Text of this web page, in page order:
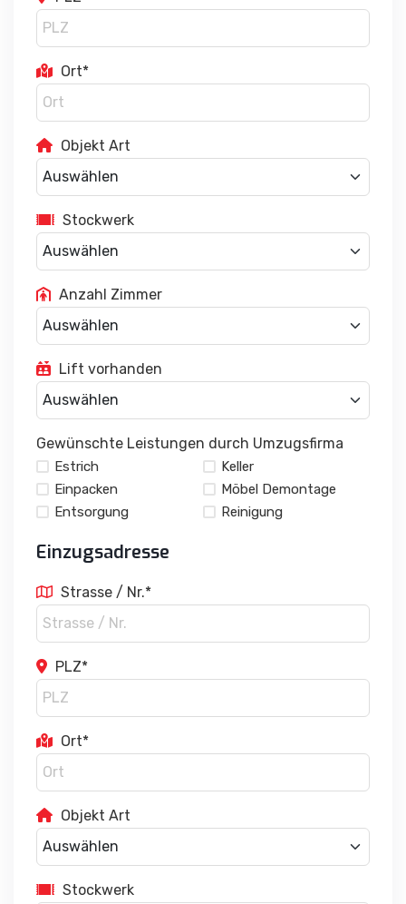
Ort*
Objekt Art
Stockwerk
Anzahl Zimmer
Lift vorhanden
Gewünschte Leistungen durch Umzugsfirma
Estrich
Keller
Einpacken
Möbel Demontage
Entsorgung
Reinigung
Einzugsadresse
Strasse / Nr.*
PLZ*
Ort*
Objekt Art
Stockwerk